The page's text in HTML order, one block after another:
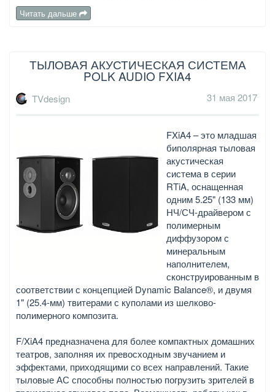
Читать дальше
ТЫЛОВАЯ АКУСТИЧЕСКАЯ СИСТЕМА
POLK AUDIO FXIA4
TVdesign 31 мая 2017
FXiA4 – это младшая
биполярная тыловая
акустическая
система в серии
RTiA, оснащенная
одним 5.25" (133 мм)
НЧ/СЧ-драйвером с
полимерным
диффузором с
минеральным
наполнителем,
сконструированным в
соответствии с концепцией Dynamic Balance®, и двумя
1" (25.4-мм) твитерами с куполами из шелково-
полимерного композита.
F/XiA4 предназначена для более компактных домашних
театров, заполняя их превосходным звучанием и
эффектами, приходящими со всех направлений. Такие
тыловые АС способны полностью погрузить зрителей в